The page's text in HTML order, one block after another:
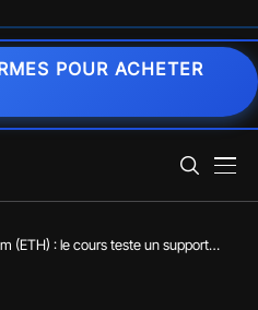
POUR ACHETER
(ETH) : le cours teste un support